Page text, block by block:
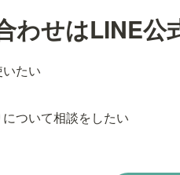
わせはLINE公
たい
について相談をしたい